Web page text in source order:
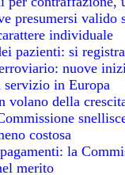
presumersi
individuale
pazienti: si
nuove
in Europa
volano della
costosa
la
merito